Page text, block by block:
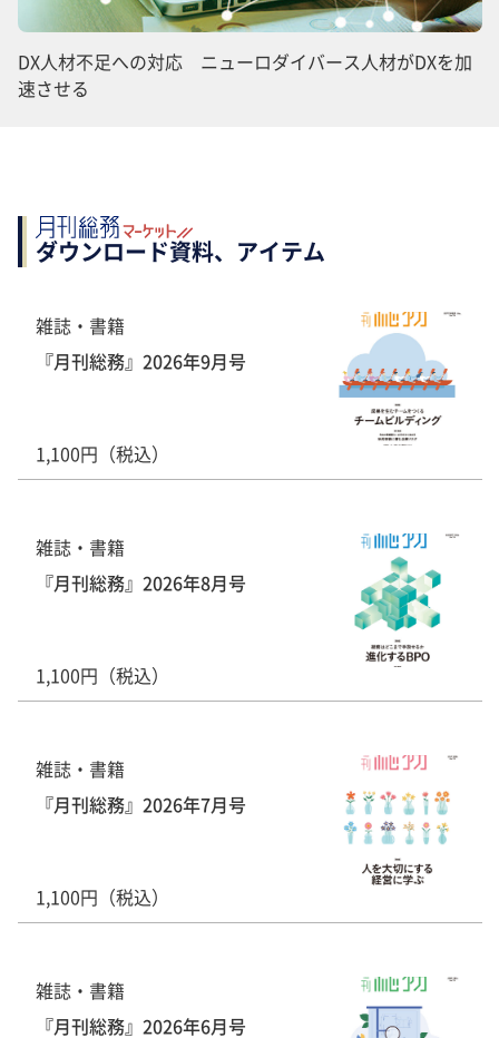
DX人材不足への対応 ニューロダイバース人材がDXを加
速させる
ダウンロード資料、アイテム
雑誌・書籍
『月刊総務』2026年9月号
1,100円（税込）
雑誌・書籍
『月刊総務』2026年8月号
1,100円（税込）
雑誌・書籍
『月刊総務』2026年7月号
1,100円（税込）
雑誌・書籍
『月刊総務』2026年6月号